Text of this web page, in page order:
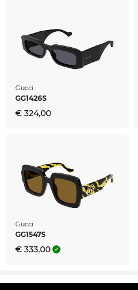
laagste prijs. Zo gunstig
eens in de uitverkoop.
Gucci
GG1426S
€ 324,00
Gucci
GG1547S
€ 333,00